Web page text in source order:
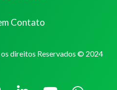
Contato
direitos Reservados © 2024